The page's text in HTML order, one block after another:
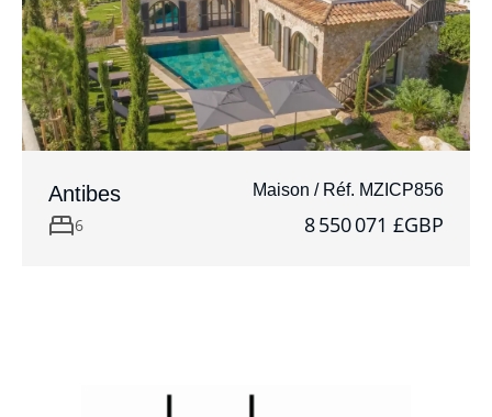
Antibes Maison / Réf. MZICP856
6 8 550 071 £GBP